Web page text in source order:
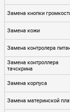
Замена кнопки
Замена кожи
Замена контролера
Замена контроллера
тачскрина
Замена корпуса
Замена материнской